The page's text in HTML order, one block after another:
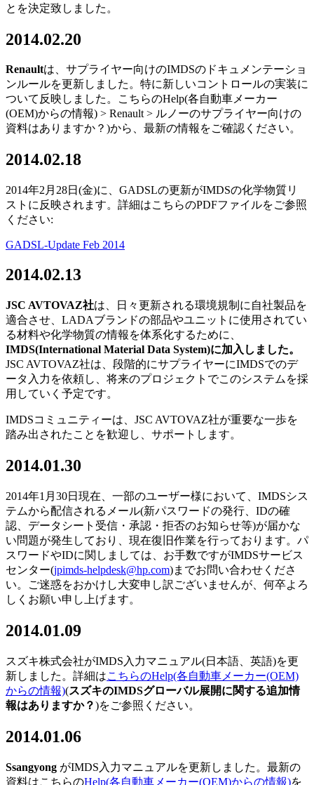
とを決定致しました。
2014.02.20
Renaultは、サプライヤー向けのIMDSのドキュメンテーショ
ンルールを更新しました。特に新しいコントロールの実装に
ついて反映しました。こちらのHelp(各自動車メーカー
(OEM)からの情報) > Renault > ルノーのサプライヤー向けの
資料はありますか？)から、最新の情報をご確認ください。
2014.02.18
2014年2月28日(金)に、GADSLの更新がIMDSの化学物質リ
ストに反映されます。詳細はこちらのPDFファイルをご参照
ください:
GADSL-Update Feb 2014
2014.02.13
JSC AVTOVAZ社は、日々更新される環境規制に自社製品を
適合させ、LADAブランドの部品やユニットに使用されてい
る材料や化学物質の情報を体系化するために、
IMDS(International Material Data System)に加入しました。
JSC AVTOVAZ社は、段階的にサプライヤーにIMDSでのデ
ータ入力を依頼し、将来のプロジェクトでこのシステムを採
用していく予定です。
IMDSコミュニティーは、JSC AVTOVAZ社が重要な一歩を
踏み出されたことを歓迎し、サポートします。
2014.01.30
2014年1月30日現在、一部のユーザー様において、IMDSシス
テムから配信されるメール(新パスワードの発行、IDの確
認、データシート受信・承認・拒否のお知らせ等)が届かな
い問題が発生しており、現在復旧作業を行っております。パ
スワードやIDに関しましては、お手数ですがIMDSサービス
センター(jpimds-helpdesk@hp.com)までお問い合わせくださ
い。ご迷惑をおかけし大変申し訳ございませんが、何卒よろ
しくお願い申し上げます。
2014.01.09
スズキ株式会社がIMDS入力マニュアル(日本語、英語)を更
新しました。詳細はこちらのHelp(各自動車メーカー(OEM)
からの情報)(スズキのIMDSグローバル展開に関する追加情
報はありますか？)をご参照ください。
2014.01.06
Ssangyong がIMDS入力マニュアルを更新しました。最新の
資料はこちらのHelp(各自動車メーカー(OEM)からの情報)を